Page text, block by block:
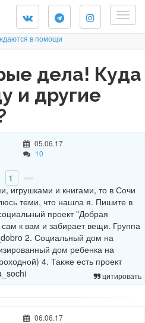
в помощи
дела! Куда
и другие
05.06.17
10
1
игрушками и книгами, то в Сочи
теми, что нашла я. Пишите в
проект "Добрая
к вам и забирает вещи. Группа
2. Социальный дом на
дом ребенка на
4. Также есть проект
цитировать
06.06.17